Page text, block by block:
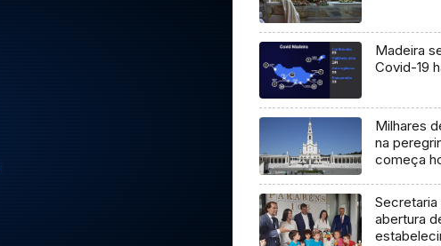
Madeira
Covid-19
Milhares
na
começa
Secretaria
abertura